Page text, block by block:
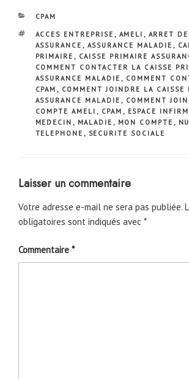
CATÉGORIES
CPAM
ÉTIQUETTES
ACCES ENTREPRISE , AMELI , ARRET
ASSURANCE , ASSURANCE MALADIE ,
PRIMAIRE , CAISSE PRIMAIRE
COMMENT CONTACTER LA CAISSE
ASSURANCE MALADIE , COMMENT
CPAM , COMMENT JOINDRE LA CAISSE
ASSURANCE MALADIE , COMMENT
COMPTE AMELI , CPAM , ESPACE
MEDECIN , MALADIE , MON COMPTE ,
TELEPHONE , SECURITE SOCIALE
Laisser un commentaire
Votre adresse e-mail ne sera pas publiée.
obligatoires sont indiqués avec *
Commentaire *